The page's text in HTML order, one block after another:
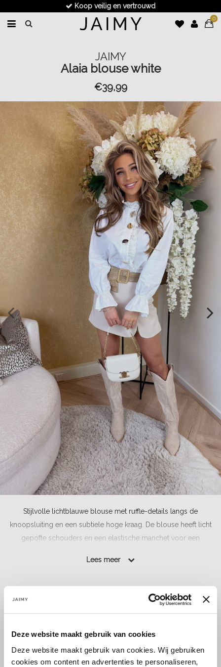
Deze website maakt gebruik van cookies
Deze website maakt gebruik van cookies. Wij gebruiken
cookies om content en advertenties te personaliseren,
Koop veilig en vertrouwd
0
JAIMY
Alaia blouse white
€39,99
Stijlvolle lichtblauwe blouse met ruffle-details langs de
knoopsluiting en een subtiele hoge kraag. De blouse heeft licht
gepofte schouders en een elastische manchet voor een
Lees meer
Lees meer
Select a size